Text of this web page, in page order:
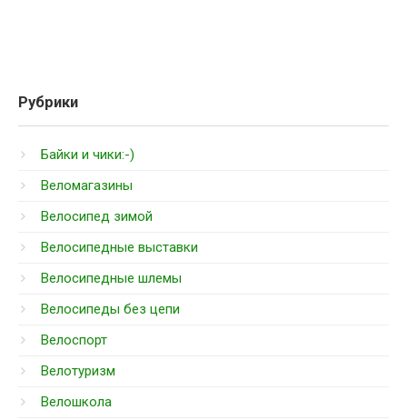
Рубрики
Байки и чики:-)
Веломагазины
Велосипед зимой
Велосипедные выставки
Велосипедные шлемы
Велосипеды без цепи
Велоспорт
Велотуризм
Велошкола